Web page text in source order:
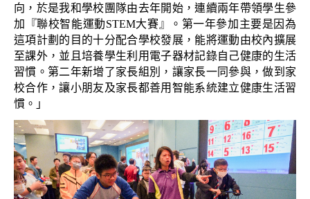
向，於是我和學校團隊由去年開始，連續兩年帶領學生參
加『聯校智能運動STEM大賽』。第一年參加主要是因為
這項計劃的目的十分配合學校發展，能將運動由校內擴展
至課外，並且培養學生利用電子器材記錄自己健康的生活
習慣。第二年新增了家長組別，讓家長一同參與，做到家
校合作，讓小朋友及家長都善用智能系統建立健康生活習
慣。」